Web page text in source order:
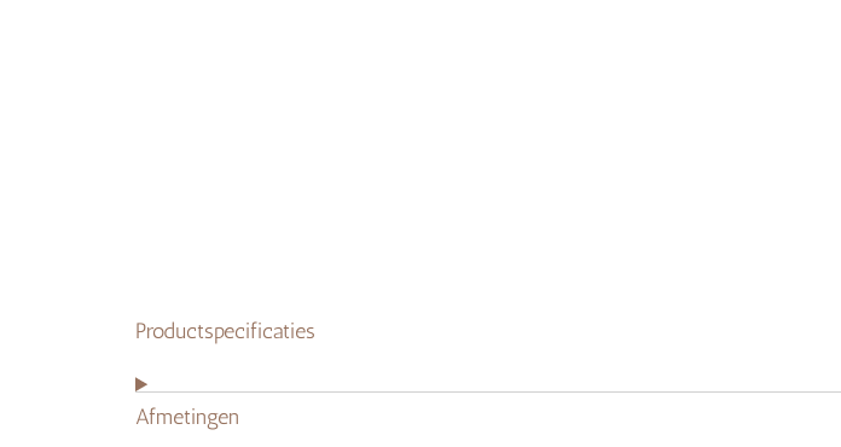
Productspecificaties
Afmetingen